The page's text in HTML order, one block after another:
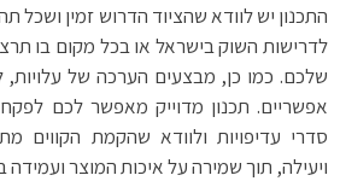
התכנון יש לוודא שהציוד הדרוש זמין ושכל
לדרישות השוק בישראל או בכל מקום בו
שלכם. כמו כן, מבצעים הערכה של עלויות,
אפשריים. תכנון מדוייק מאפשר לכם
סדרי עדיפויות ולוודא שהקמת הקווים
ויעילה, תוך שמירה על איכות המוצר ועמידה